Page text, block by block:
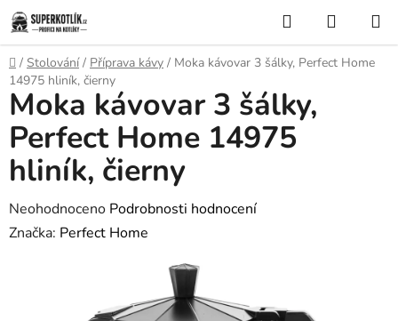
Přejít
na
obsah
Hledat
KOŠÍK
Domů
/ Stolování / Příprava kávy / Moka kávovar 3 šálky, Perfect Home
14975 hliník, čierny
Moka kávovar 3 šálky,
Perfect Home 14975
hliník, čierny
Průměrné
hodnocení
Neohodnoceno Podrobnosti hodnocení
Značka: Perfect Home